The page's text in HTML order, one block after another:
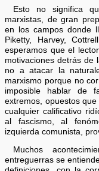
Esto no significa
marxistas, de gran
en los campos donde
Piketty, Harvey,
esperamos que el
motivaciones detrás de
no a atacar la
marxismo porque no
imposible hablar de
extremos, opuestos
cualquier calificativo
al fascismo, al
izquierda comunista,
Muchos
entreguerras se